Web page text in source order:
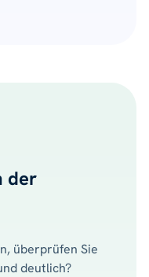
der
überprüfen Sie
deutlich?